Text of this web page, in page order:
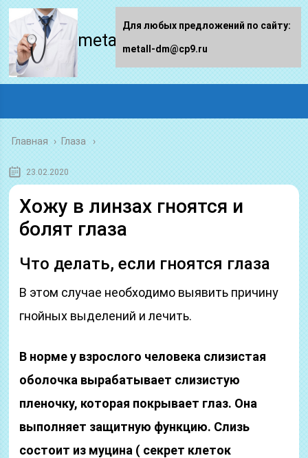
metall-dm.ru
Главная › Глаза
23.02.2020
Хожу в линзах гноятся и
болят глаза
Что делать, если гноятся глаза
В этом случае необходимо выявить причину
гнойных выделений и лечить.
В норме у взрослого человека слизистая
оболочка вырабатывает слизистую
пленочку, которая покрывает глаз. Она
выполняет защитную функцию. Слизь
состоит из муцина ( секрет клеток
Для любых предложений по сайту:
metall-dm@cp9.ru